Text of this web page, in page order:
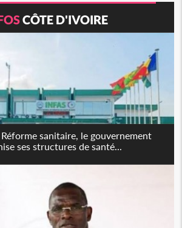
CÔTE D'IVOIRE
sanitaire, le gouvernement
ses structures de santé...